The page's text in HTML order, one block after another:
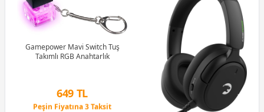
Gamepower Mavi Switch Tuş
Takımlı RGB Anahtarlık
649 TL
Peşin Fiyatına 3 Taksit